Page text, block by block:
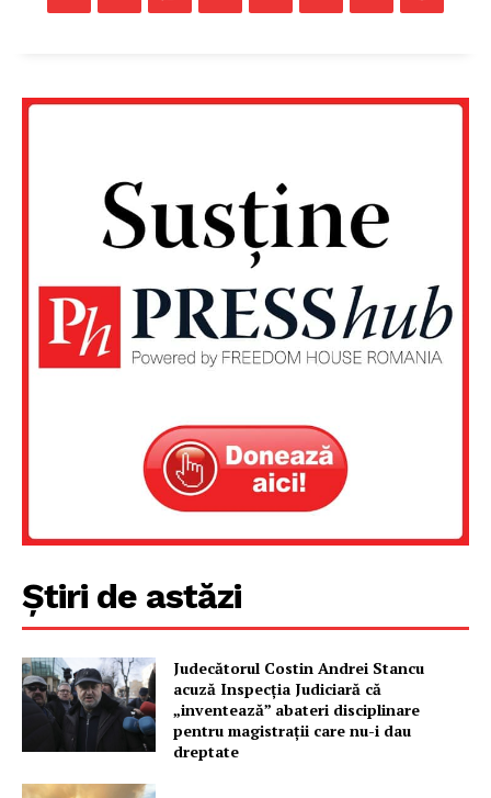
FREEDOM HOUSE ROMÂNIA
PRESShub
Despre noi / Echipa
Știri de astăzi
Judecătorul Costin Andrei Stancu
acuză Inspecția Judiciară că
„inventează” abateri disciplinare
pentru magistrații care nu-i dau
dreptate